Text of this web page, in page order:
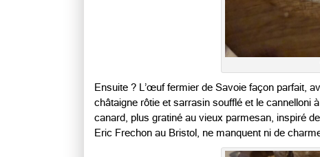
Ensuite ? L’œuf fermier de Savoie façon parfait,
châtaigne rôtie et sarrasin soufflé et le cannelloni
canard, plus gratiné au vieux parmesan, inspiré
Eric Frechon au Bristol, ne manquent ni de